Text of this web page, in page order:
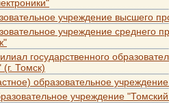
учреждение высшего
учреждение
государственного
Томск)
образовательное
учреждение